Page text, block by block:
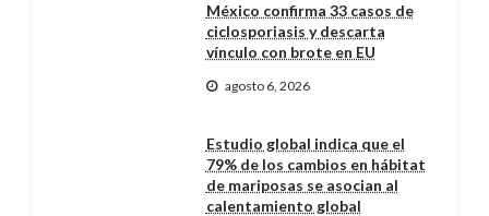
México confirma 33 casos de
ciclosporiasis y descarta
vínculo con brote en EU
agosto 6, 2026
Estudio global indica que el
79% de los cambios en hábitat
de mariposas se asocian al
calentamiento global